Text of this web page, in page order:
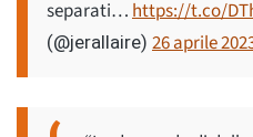
separati…https://t.co/
(@jerallaire) 26 aprile